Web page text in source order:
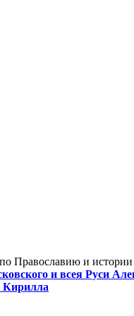
Православию и
и всея Руси
Кирилла